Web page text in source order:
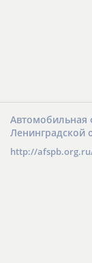
Автомобильная
Ленинградской
http://